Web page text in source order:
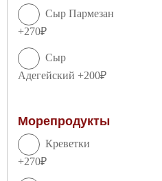
Сыр Пармезан
+270₽
Сыр
Адегейский +200₽
Морепродукты
Креветки
+270₽